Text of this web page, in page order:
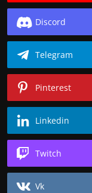
Discord
Telegram
Pinterest
Linkedin
Twitch
Vk